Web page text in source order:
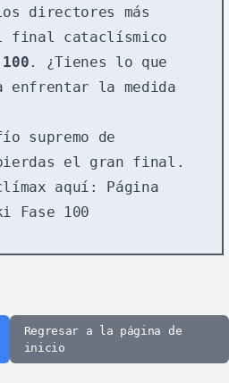
directores más
final cataclísmico
. ¿Tienes lo que
enfrentar la medida
supremo de
el gran final.
aquí: Página
Fase 100
Regresar a la página de
inicio